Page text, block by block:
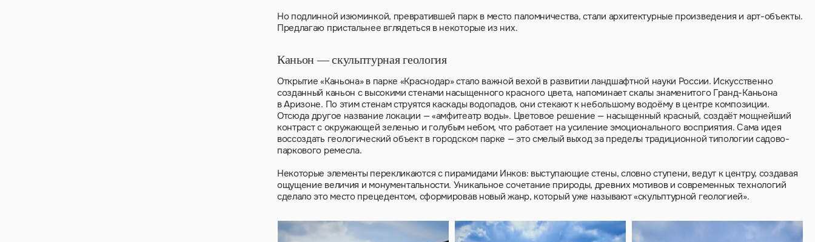
Но подлинной изюминкой, превратившей парк в место паломничества, стали архитектурные произведения и арт-объекты.
Предлагаю пристальнее вглядеться в некоторые из них.
Каньон — скульптурная геология
Открытие «Каньона» в парке «Краснодар» стало важной вехой в развитии ландшафтной науки России. Искусственно
созданный каньон с высокими стенами насыщенного красного цвета, напоминает скалы знаменитого Гранд-Каньона
в Аризоне. По этим стенам струятся каскады водопадов, они стекают к небольшому водоёму в центре композиции.
Отсюда другое название локации — «амфитеатр воды». Цветовое решение — насыщенный красный, создаёт мощнейший
контраст с окружающей зеленью и голубым небом, что работает на усиление эмоционального восприятия. Сама идея
воссоздать геологический объект в городском парке — это смелый выход за пределы традиционной типологии садово-
паркового ремесла.
Некоторые элементы перекликаются с пирамидами Инков: выступающие стены, словно ступени, ведут к центру, создавая
ощущение величия и монументальности. Уникальное сочетание природы, древних мотивов и современных технологий
сделало это место прецедентом, сформировав новый жанр, который уже называют «скульптурной геологией».